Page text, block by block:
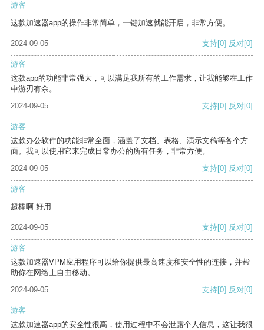
游客
这款加速器app的操作非常简单，一键加速就能开启，非常方便。
2024-09-05 支持[0] 反对[0]
游客
这款app的功能非常强大，可以满足我所有的工作需求，让我能够在工作
中游刃有余。
2024-09-05
支持[0] 反对[0]
游客
这款办公软件的功能非常全面，涵盖了文档、表格、演示文稿等各个方
面。我可以使用它来完成日常办公的所有任务，非常方便。
2024-09-05
支持[0] 反对[0]
游客
超棒啊 好用
2024-09-05 支持[0] 反对[0]
游客
这款加速器VPM应用程序可以给你提供最高速度和安全性的连接，并帮
助你在网络上自由移动。
2024-09-05
支持[0] 反对[0]
游客
这款加速器app的安全性很高，使用过程中不会泄露个人信息，这让我很